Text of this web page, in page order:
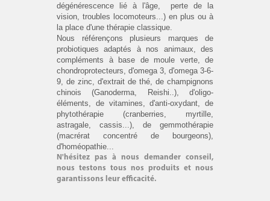
dégénérescence lié à l'âge, perte de la
vision, troubles locomoteurs...) en plus ou à
la place d'une thérapie classique.
Nous référençons plusieurs marques de
probiotiques adaptés à nos animaux, des
compléments à base de moule verte, de
chondroprotecteurs, d'omega 3, d'omega 3-6-
9, de zinc, d'extrait de thé, de champignons
chinois (Ganoderma, Reishi..), d'oligo-
éléments, de vitamines, d'anti-oxydant, de
phytothérapie (cranberries, myrtille,
astragale, cassis...), de gemmothérapie
(macrérat concentré de bourgeons),
d'homéopathie...
N'hésitez pas à nous demander conseil,
nous testons tous nos produits et nous
garantissons leur efficacité.